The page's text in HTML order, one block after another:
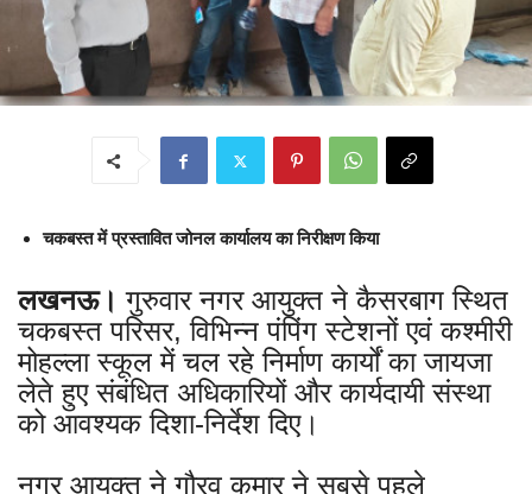
चकबस्त में प्रस्तावित जोनल कार्यालय का निरीक्षण किया
लखनऊ।गुरुवार नगर आयुक्त ने कैसरबाग स्थित
चकबस्त परिसर, विभिन्न पंपिंग स्टेशनों एवं कश्मीरी
मोहल्ला स्कूल में चल रहे निर्माण कार्यों का जायजा
लेते हुए संबंधित अधिकारियों और कार्यदायी संस्था
को आवश्यक दिशा-निर्देश दिए।
नगर आयुक्त ने गौरव कुमार ने सबसे पहले